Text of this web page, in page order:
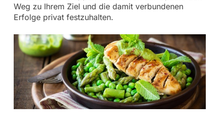
Weg zu Ihrem Ziel und die damit verbundenen
Erfolge privat festzuhalten.